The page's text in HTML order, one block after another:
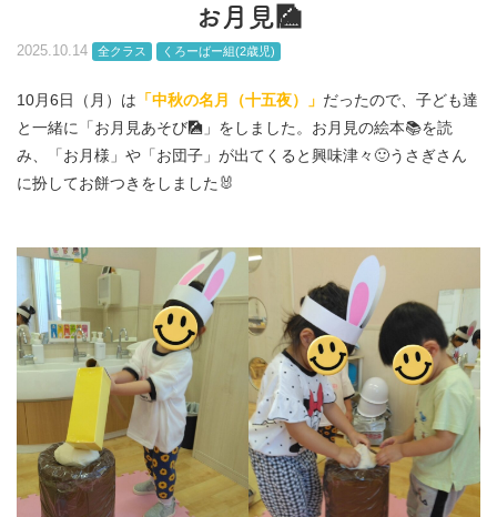
お月見🎑
2025.10.14 全クラス くろーばー組(2歳児)
10月6日（月）は 「中秋の名月（十五夜）」 だったので、子ども達
と一緒に「お月見あそび🎑」をしました。お月見の絵本📚を読
み、「お月様」や「お団子」が出てくると興味津々🙂うさぎさん
に扮してお餅つきをしました🐰